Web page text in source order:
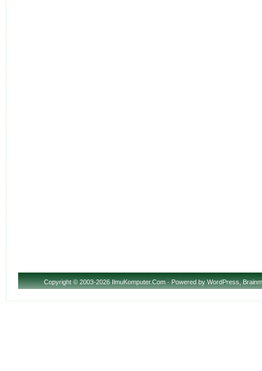
Copyright© 2003-2026 IlmuKomputer.Com · Powered byWordPress,